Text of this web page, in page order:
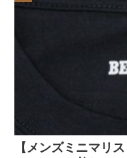
【メンズミニマリ